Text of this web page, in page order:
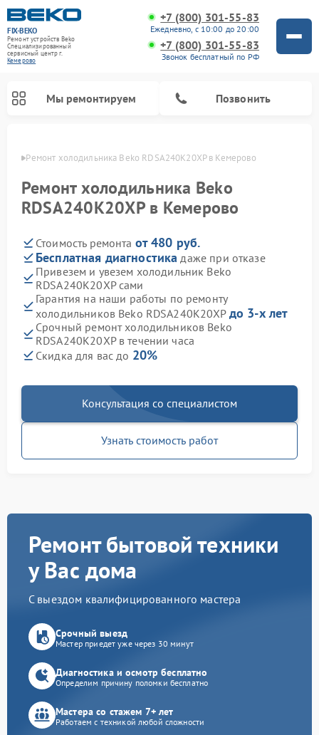
FIX-BEKO
Ремонт устройств Beko
Специализированный
cервисный центр г.
Кемерово
+7 (800) 301-55-83
Ежедневно, с 10:00 до 20:00
+7 (800) 301-55-83
Звонок бесплатный по РФ
Мы ремонтируем Позвонить
Ремонт холодильника Beko RDSA240K20XP в Кемерово
Ремонт холодильника Beko
RDSA240K20XP в Кемерово
Стоимость ремонта от 480 руб.
Бесплатная диагностика даже при отказе
Привезем и увезем холодильник Beko
RDSA240K20XP сами
Гарантия на наши работы по ремонту
холодильников Beko RDSA240K20XP до 3-х лет
Срочный ремонт холодильников Beko
RDSA240K20XP в течении часа
Скидка для вас до 20%
Консультация со специалистом
Узнать стоимость работ
Ремонт бытовой техники
у Вас дома
С выездом квалифицированного мастера
Срочный выезд
Мастер приедет уже через 30 минут
Диагностика и осмотр бесплатно
Определим причину поломки бесплатно
Мастера со стажем 7+ лет
Работаем с техникой любой сложности